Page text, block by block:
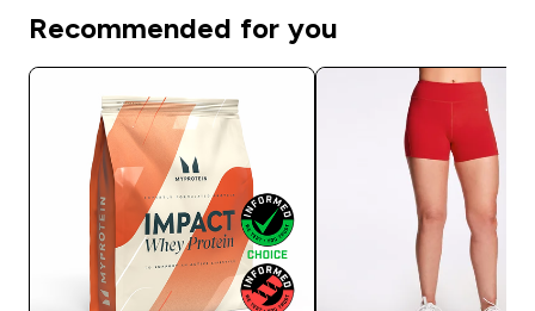
Recommended for you